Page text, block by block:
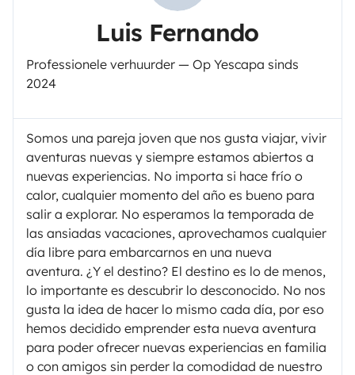
Luis Fernando
Professionele verhuurder — Op Yescapa sinds
2024
Somos una pareja joven que nos gusta viajar, vivir
aventuras nuevas y siempre estamos abiertos a
nuevas experiencias. No importa si hace frío o
calor, cualquier momento del año es bueno para
salir a explorar. No esperamos la temporada de
las ansiadas vacaciones, aprovechamos cualquier
día libre para embarcarnos en una nueva
aventura. ¿Y el destino? El destino es lo de menos,
lo importante es descubrir lo desconocido. No nos
gusta la idea de hacer lo mismo cada día, por eso
hemos decidido emprender esta nueva aventura
para poder ofrecer nuevas experiencias en familia
o con amigos sin perder la comodidad de nuestro